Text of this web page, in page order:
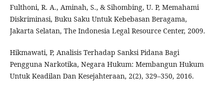
Fulthoni, R. A., Aminah, S., & Sihombing, U. P, Memahami
Diskriminasi, Buku Saku Untuk Kebebasan Beragama,
Jakarta Selatan, The Indonesia Legal Resource Center, 2009.
Hikmawati, P, Analisis Terhadap Sanksi Pidana Bagi
Pengguna Narkotika, Negara Hukum: Membangun Hukum
Untuk Keadilan Dan Kesejahteraan, 2(2), 329–350, 2016.